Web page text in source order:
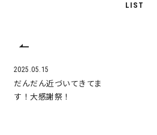
Groovin’
2025.05.15
だんだん近づいてきてま
す！大感謝祭！
LIST